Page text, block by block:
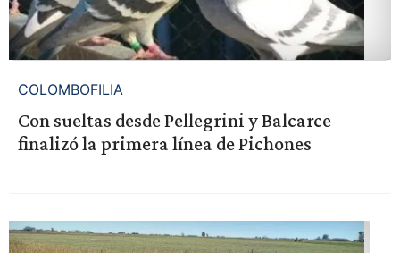
COLOMBOFILIA
Con sueltas desde Pellegrini y Balcarce
finalizó la primera línea de Pichones